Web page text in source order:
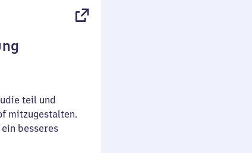
teil und
mitzugestalten.
besseres